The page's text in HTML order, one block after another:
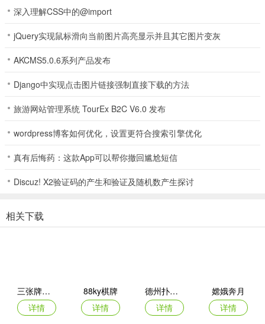
全新的社交系统，支持语音在线聊天，表情包、道具，可以随时互动
独特的棋牌游戏排行系统，玩家根据自己的战绩与积分随时查看排名
游戏茶苑手机版客服全天在线，为玩家提供最优质的游戏服务，一对
一解决各种问题。
游戏茶苑手机版规则
牌数减少，增加组牌难度，就不要去杠了。少听不杠。假如自己已经
听牌了，贪图开杠而减少和牌的机会，就不应该杠了。破顺不杠。当
抓进货旁家舍出之牌，杠后腰破坏手牌的顺子，不要去杠。归一不
杠。“四归一哭泣泣”。明杠后破坏了四归一番种，不要杠，因明杠只
杠，特别是经推测旁家可能抢杠和牌更不能去冒此危险。做牌不杠。
已确定做某种高番值大牌，不应对有损实现计划的牌开杠。能和不
以杠制牌：当别家打出一张与自己手中暗刻相同的牌时，基本上大家
都会想要开杠，要是自己门前已吃或碰了牌时，开杠是没问题的。但
如果是门清的话，是否要开杠就得认真考虑一下了。开杠只多加一
深入理解CSS中的@import
jQuery实现鼠标滑向当前图片高亮显示并且其它图片变灰
AKCMS5.0.6系列产品发布
Django中实现点击图片链接强制直接下载的方法
旅游网站管理系统 TourEx B2C V6.0 发布
wordpress博客如何优化，设置更符合搜索引擎优化
真有后悔药：这款App可以帮你撤回尴尬短信
Discuz! X2验证码的产生和验证及随机数产生探讨
相关下载
三张牌比大小
详情
88ky棋牌
详情
德州扑扑克单机版安卓版
详情
嫦娥奔月
详情